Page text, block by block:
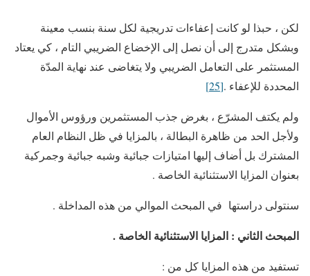
لكن ، حبذا لو كانت إعفاءات تدريجية لكل سنة بنسب معينة
وبشكل متدرج إلى أن نصل إلى الإخضاع الضريبي التام ، كي يعتاد
المستثمر على التعامل الضريبي ولا يتغاضى عند نهاية المدّة
المحددة للإعفاء .[25]
ولم يكتف المشرّع ، بغرض جذب المستثمرين ورؤوس الأموال
ولأجل الحد من ظاهرة البطالة ، بالمزايا في ظل النظام العام
المشترك بل أضاف إليها امتيازات جبائية وشبه جبائية وجمركية
بعنوان المزايا الاستثنائية الخاصة .
سنتولى دراستها في المبحث الموالي من هذه المداخلة .
المبحث الثاني : المزايا الاستثنائية الخاصة .
تستفيد من هذه المزايا كل من :